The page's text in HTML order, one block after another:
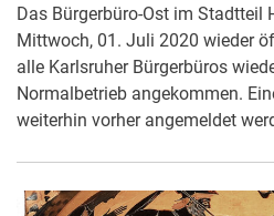
Das Bürgerbüro-Ost im Stadtteil
Mittwoch, 01. Juli 2020 wieder
alle Karlsruher Bürgerbüros
Normalbetrieb angekommen.
weiterhin vorher angemeldet